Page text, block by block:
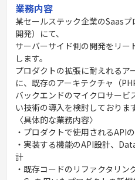
業務内容
某セールステック企業のSaas
開発）にて、
サーバーサイド側の開発をリー
します。
プロダクトの拡張に耐えれるア
に、既存のアーキテクチャ（
バックエンドのマイクロサー
い技術の導入を検討しておりま
〈具体的な業務内容〉
・プロダクトで使用されるAPI
・実装する機能のAPI設計、
計
・既存コードのリファクタリン